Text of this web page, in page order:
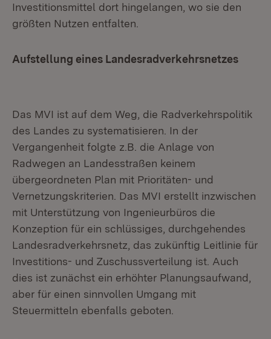
Investitionsmittel dort hingelangen, wo sie den
größten Nutzen entfalten.
Aufstellung eines Landesradverkehrsnetzes
Das MVI ist auf dem Weg, die Radverkehrspolitik
des Landes zu systematisieren. In der
Vergangenheit folgte z.B. die Anlage von
Radwegen an Landesstraßen keinem
übergeordneten Plan mit Prioritäten- und
Vernetzungskriterien. Das MVI erstellt inzwischen
mit Unterstützung von Ingenieurbüros die
Konzeption für ein schlüssiges, durchgehendes
Landesradverkehrsnetz, das zukünftig Leitlinie für
Investitions- und Zuschussverteilung ist. Auch
dies ist zunächst ein erhöhter Planungsaufwand,
aber für einen sinnvollen Umgang mit
Steuermitteln ebenfalls geboten.